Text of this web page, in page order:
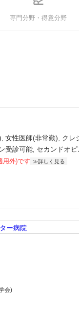
専門分野・得意分野
女性医師(非常勤) クレ
受診可能 セカンドオ
用外)です 詳しく見る
ー病院
会)